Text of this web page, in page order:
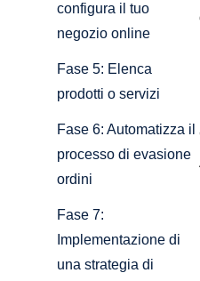
configura il tuo
negozio online
Fase 5: Elenca
prodotti o servizi
Fase 6: Automatizza il
processo di evasione
ordini
Fase 7:
Implementazione di
una strategia di